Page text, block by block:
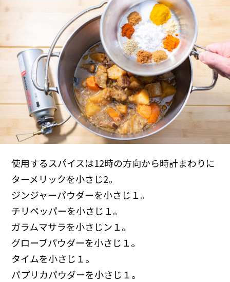
使用するスパイスは12時の方向から時計まわりに
ターメリックを小さじ2。
ジンジャーパウダーを小さじ１。
チリペッパーを小さじ１。
ガラムマサラを小さじン１。
グローブパウダーを小さじ１。
タイムを小さじ１。
パプリカパウダーを小さじ１。